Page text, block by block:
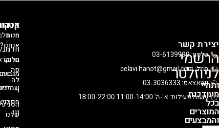
קולקציות
רויאלטי
קטגוריות
א'-ה' 11:00-14:00 18:00-22:00